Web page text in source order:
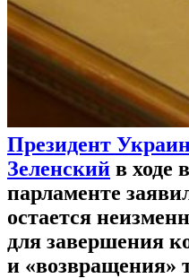
Президент
Зеленский в ходе
парламенте
остается
для завершения
и «возвращения»